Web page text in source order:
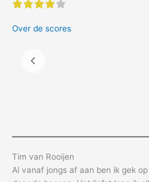
Over de scores
Tim van Rooijen
Al vanaf jongs af aan ben ik gek